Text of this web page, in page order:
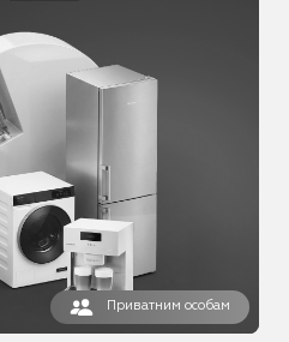
Приватним особам